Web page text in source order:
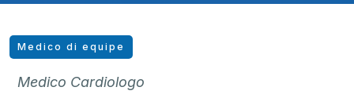
Medico di equipe
Medico Cardiologo